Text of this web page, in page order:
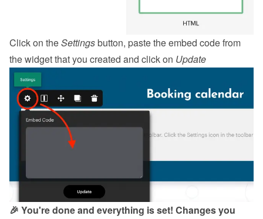
Click on the Settings button, paste the embed code from
the widget that you created and click on Update
🎉 You're done and everything is set! Changes you